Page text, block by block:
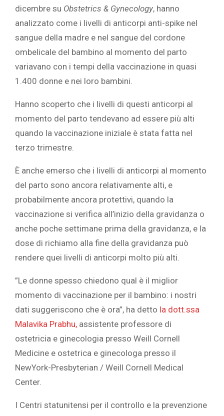
dicembre su ‎ ‎Obstetrics & Gynecology‎‎, hanno
analizzato come i livelli di anticorpi anti-spike nel
sangue della madre e nel sangue del cordone
ombelicale del bambino al momento del parto
variavano con i tempi della vaccinazione in quasi
1.400 donne e nei loro bambini.‎
‎Hanno scoperto che i livelli di questi anticorpi al
momento del parto tendevano ad essere più alti
quando la vaccinazione iniziale è stata fatta nel
terzo trimestre.
È anche emerso che i livelli di anticorpi al momento
del parto sono ancora relativamente alti, e
probabilmente ancora protettivi, quando la
vaccinazione si verifica all’inizio della gravidanza o
anche poche settimane prima della gravidanza, e la
dose di richiamo alla fine della gravidanza può
rendere quei livelli di anticorpi molto più alti.‎
‎”Le donne spesso chiedono qual è il miglior
momento di vaccinazione per il bambino: i nostri
dati suggeriscono che è ora”, ha detto ‎ ‎la dott.ssa
Malavika Prabhu,‎ ‎ assistente professore di
ostetricia e ginecologia presso Weill Cornell
Medicine e ostetrica e ginecologa presso il
NewYork-Presbyterian / Weill Cornell Medical
Center.‎
‎I Centri statunitensi per il controllo e la prevenzione